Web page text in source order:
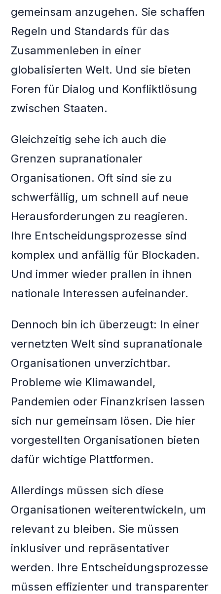
gemeinsam anzugehen. Sie schaffen
Regeln und Standards für das
Zusammenleben in einer
globalisierten Welt. Und sie bieten
Foren für Dialog und Konfliktlösung
zwischen Staaten.
Gleichzeitig sehe ich auch die
Grenzen supranationaler
Organisationen. Oft sind sie zu
schwerfällig, um schnell auf neue
Herausforderungen zu reagieren.
Ihre Entscheidungsprozesse sind
komplex und anfällig für Blockaden.
Und immer wieder prallen in ihnen
nationale Interessen aufeinander.
Dennoch bin ich überzeugt: In einer
vernetzten Welt sind supranationale
Organisationen unverzichtbar.
Probleme wie Klimawandel,
Pandemien oder Finanzkrisen lassen
sich nur gemeinsam lösen. Die hier
vorgestellten Organisationen bieten
dafür wichtige Plattformen.
Allerdings müssen sich diese
Organisationen weiterentwickeln, um
relevant zu bleiben. Sie müssen
inklusiver und repräsentativer
werden. Ihre Entscheidungsprozesse
müssen effizienter und transparenter